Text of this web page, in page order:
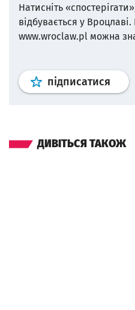
Натисніть
відбувається у Вроцлаві.
www.wroclaw.pl можна
підписатися
ДИВІТЬСЯ ТАКОЖ